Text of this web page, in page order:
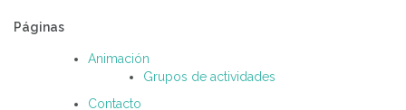
Páginas
Animación
Grupos de actividades
Contacto